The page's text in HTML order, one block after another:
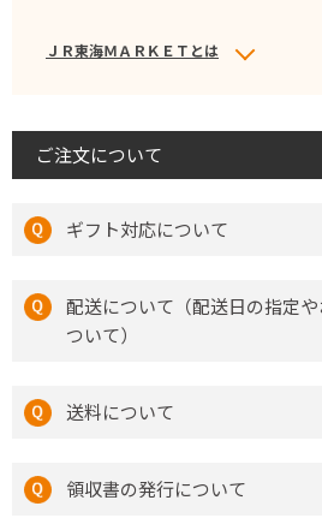
ＪＲ東海ＭＡＲＫＥＴとは
ご注文について
ギフト対応について
配送について（配送日の指定
ついて）
送料について
領収書の発行について